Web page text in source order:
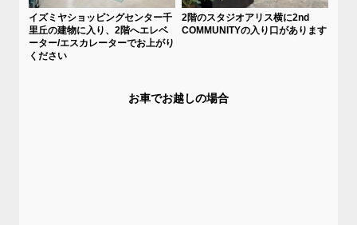
イズミヤショッピングセンター千
里丘の建物に入り、2階へエレベ
ーター/エスカレーターでお上がり
ください
2階のスタジオアリス横に2nd
COMMUNITYの入り口があります
お車でお越しの場合